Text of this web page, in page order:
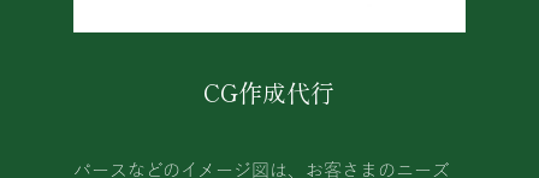
CG作成代行
パースなどのイメージ図は、お客さまのニーズ